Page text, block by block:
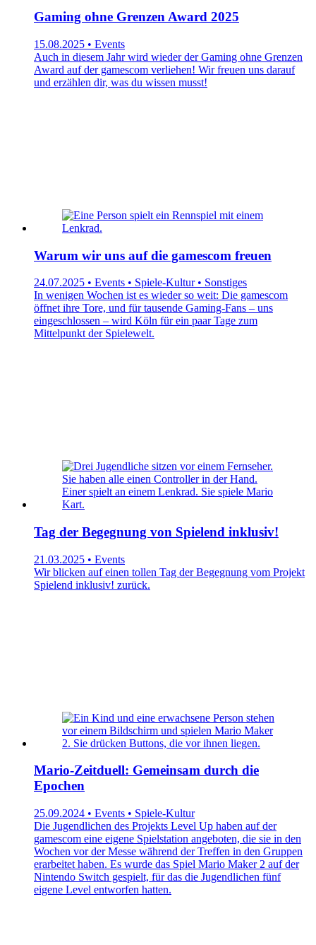
Gaming ohne Grenzen Award 2025
15.08.2025 • Events
Auch in diesem Jahr wird wieder der Gaming ohne Grenzen
Award auf der gamescom verliehen! Wir freuen uns darauf
und erzählen dir, was du wissen musst!
Warum wir uns auf die gamescom freuen
24.07.2025 • Events • Spiele-Kultur • Sonstiges
In wenigen Wochen ist es wieder so weit: Die gamescom
öffnet ihre Tore, und für tausende Gaming-Fans – uns
eingeschlossen – wird Köln für ein paar Tage zum
Mittelpunkt der Spielewelt.
Tag der Begegnung von Spielend inklusiv!
21.03.2025 • Events
Wir blicken auf einen tollen Tag der Begegnung vom Projekt
Spielend inklusiv! zurück.
Mario-Zeitduell: Gemeinsam durch die
Epochen
25.09.2024 • Events • Spiele-Kultur
Die Jugendlichen des Projekts Level Up haben auf der
gamescom eine eigene Spielstation angeboten, die sie in den
Wochen vor der Messe während der Treffen in den Gruppen
erarbeitet haben. Es wurde das Spiel Mario Maker 2 auf der
Nintendo Switch gespielt, für das die Jugendlichen fünf
eigene Level entworfen hatten.